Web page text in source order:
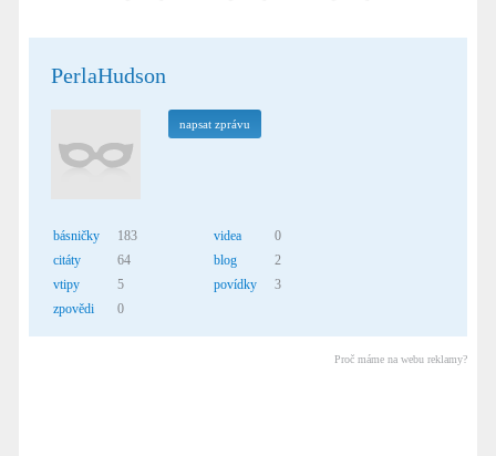
PerlaHudson
napsat zprávu
básničky
183
citáty
64
vtipy
5
zpovědi
0
videa
0
blog
2
povídky
3
Proč máme na webu reklamy?